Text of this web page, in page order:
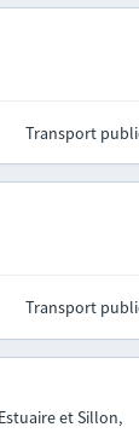
Transport
Transport
et Sillon,